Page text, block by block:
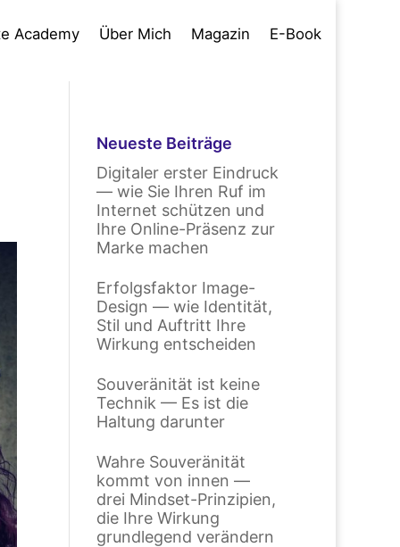
Academy Über Mich Magazin E-Book
Neueste Beiträge
Digitaler erster Eindruck
— wie Sie Ihren Ruf im
Internet schützen und
Ihre Online-Präsenz zur
Marke machen
Erfolgsfaktor Image-
Design — wie Identität,
Stil und Auftritt Ihre
Wirkung entscheiden
Souveränität ist keine
Technik — Es ist die
Haltung darunter
Wahre Souveränität
kommt von innen —
drei Mindset-Prinzipien,
die Ihre Wirkung
grundlegend verändern